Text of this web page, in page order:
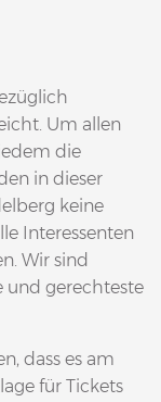
Um allen
die
in dieser
keine
Interessenten
Wir sind
und gerechteste
dass es am
für Tickets